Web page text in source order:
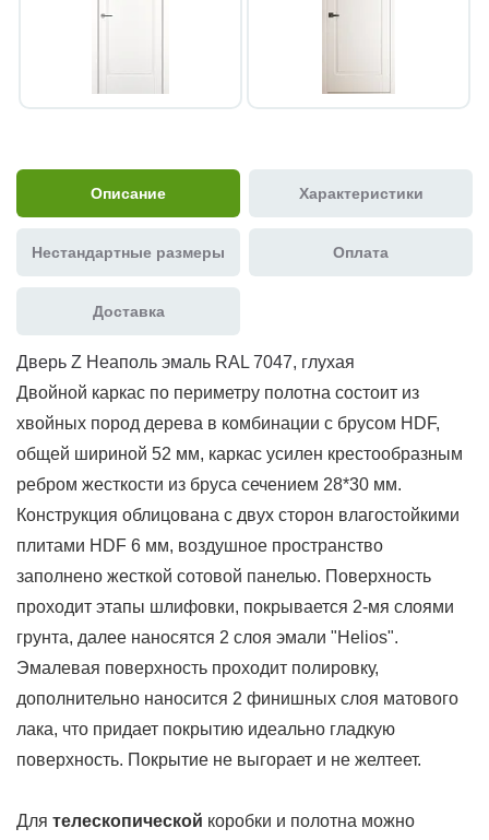
Описание Характеристики
Нестандартные размеры Оплата
Доставка
Дверь Z Неаполь эмаль RAL 7047, глухая
Двойной каркас по периметру полотна состоит из
хвойных пород дерева в комбинации с брусом HDF,
общей шириной 52 мм, каркас усилен крестообразным
ребром жесткости из бруса сечением 28*30 мм.
Конструкция облицована с двух сторон влагостойкими
плитами HDF 6 мм, воздушное пространство
заполнено жесткой сотовой панелью. Поверхность
проходит этапы шлифовки, покрывается 2-мя слоями
грунта, далее наносятся 2 слоя эмали "Helios".
Эмалевая поверхность проходит полировку,
дополнительно наносится 2 финишных слоя матового
лака, что придает покрытию идеально гладкую
поверхность. Покрытие не выгорает и не желтеет.
Для телескопической коробки и полотна можно